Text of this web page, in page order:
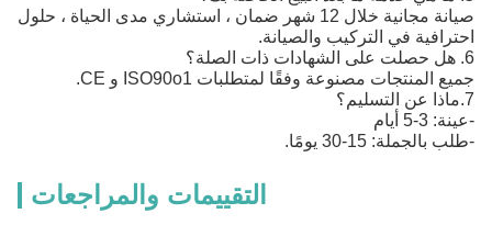
صيانة مجانية خلال 12 شهر ضمان ، استشاري مدى الحياة ، حلول
احترافية في التركيب والصيانة.
6. هل حصلت على الشهادات ذات الصلة؟
جميع المنتجات مصنوعة وفقًا لمتطلبات ISO90o1 و CE.
7.ماذا عن التسليم؟
-عينة: 3-5 أيام
-طلب بالجملة: 15-30 يومًا.
التقييمات والمراجعات